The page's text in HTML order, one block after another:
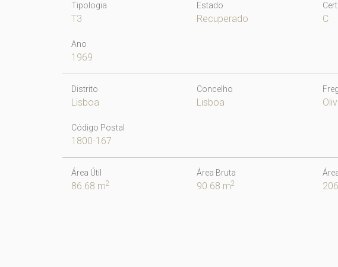
Tipologia
T3
Estado
Recuperado C
Ano
1969
Distrito
Lisboa
Concelho
Lisboa
Código Postal
1800-167
Área Útil
86.68 m2
Área Bruta
90.68 m2